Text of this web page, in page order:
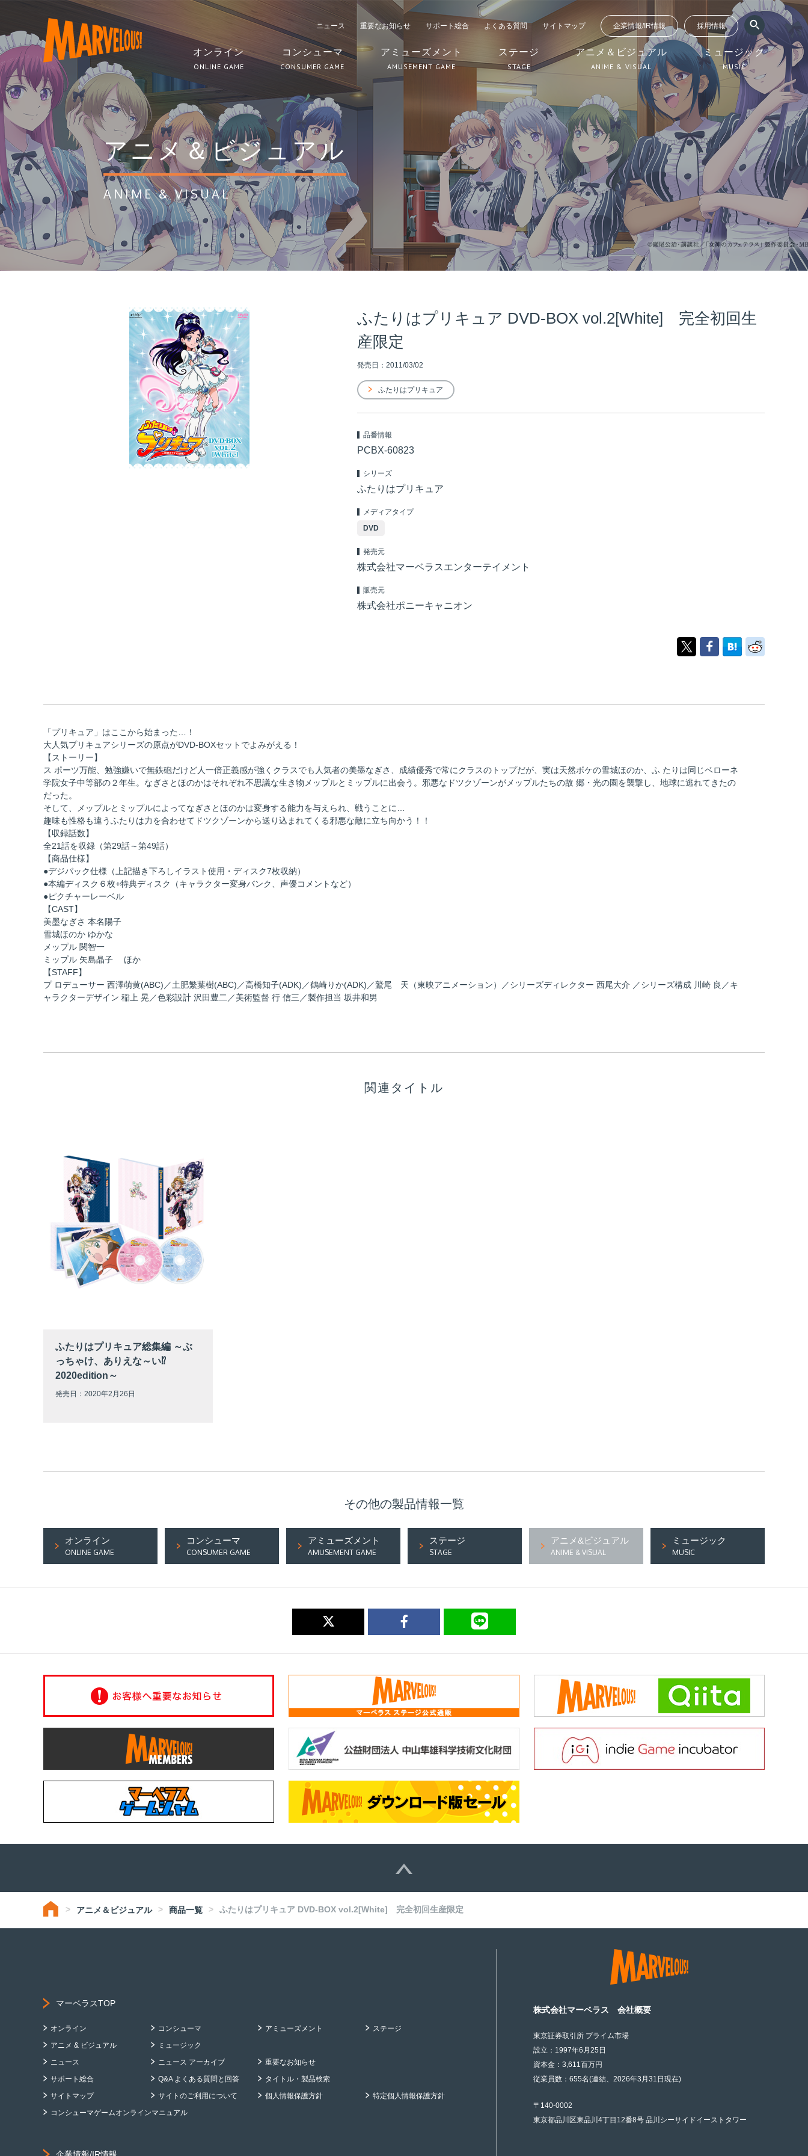
ニュース 重要なお知らせ サポート総合 よくある質問 サイトマップ 企業情報/IR情報 採用情報
オンライン
ONLINE GAME
コンシューマ
CONSUMER GAME
アミューズメント
AMUSEMENT GAME
ステージ
STAGE
アニメ＆ビジュアル
ANIME & VISUAL
ミュージック
MUSIC
アニメ＆ビジュアル
ANIME & VISUAL
ふたりはプリキュア DVD-BOX vol.2[White] 完全初回生
産限定
発売日：2011/03/02
ふたりはプリキュア
品番情報
PCBX-60823
シリーズ
ふたりはプリキュア
メディアタイプ
DVD
発売元
株式会社マーベラスエンターテイメント
販売元
株式会社ポニーキャニオン
「プリキュア」はここから始まった…！
大人気プリキュアシリーズの原点がDVD-BOXセットでよみがえる！
【ストーリー】
ス ポーツ万能、勉強嫌いで無鉄砲だけど人一倍正義感が強くクラスでも人気者の美墨なぎさ、成績優秀で常にクラスのトップだが、実は天然ボケの雪城ほのか、ふ たりは同じベローネ
学院女子中等部の２年生。なぎさとほのかはそれぞれ不思議な生き物メップルとミップルに出会う。邪悪なドツクゾーンがメップルたちの故 郷・光の園を襲撃し、地球に逃れてきたの
だった。
そして、メップルとミップルによってなぎさとほのかは変身する能力を与えられ、戦うことに…
趣味も性格も違うふたりは力を合わせてドツクゾーンから送り込まれてくる邪悪な敵に立ち向かう！！
【収録話数】
全21話を収録（第29話～第49話）
【商品仕様】
●デジパック仕様（上記描き下ろしイラスト使用・ディスク7枚収納）
●本編ディスク６枚+特典ディスク（キャラクター変身バンク、声優コメントなど）
●ピクチャーレーベル
【CAST】
美墨なぎさ 本名陽子
雪城ほのか ゆかな
メップル 関智一
ミップル 矢島晶子 ほか
【STAFF】
プ ロデューサー 西澤萌黄(ABC)／土肥繁葉樹(ABC)／高橋知子(ADK)／鶴崎りか(ADK)／鷲尾 天（東映アニメーション）／シリーズディレクター 西尾大介 ／シリーズ構成 川崎 良／キ
ャラクターデザイン 稲上 晃／色彩設計 沢田豊二／美術監督 行 信三／製作担当 坂井和男
関連タイトル
ふたりはプリキュア総集編 ～ぶ
っちゃけ、ありえな～い⁉
2020edition～
発売日：2020年2月26日
その他の製品情報一覧
オンライン
ONLINE GAME
コンシューマ
CONSUMER GAME
アミューズメント
AMUSEMENT GAME
ステージ
STAGE
アニメ&ビジュアル
ANIME & VISUAL
ミュージック
MUSIC
アニメ＆ビジュアル 商品一覧 ふたりはプリキュア DVD-BOX vol.2[White] 完全初回生産限定
マーベラスTOP
オンライン コンシューマ アミューズメント
ステージ
アニメ & ビジュアル
ミュージック
ニュース
ニュース アーカイブ
重要なお知らせ
サポート総合
Q&A よくある質問と回答
タイトル・製品検索
サイトマップ
サイトのご利用について 個人情報保護方針
特定個人情報保護方針
コンシューマゲームオンラインマニュアル
株式会社マーベラス 会社概要
東京証券取引所 プライム市場
設立：1997年6月25日
資本金：3,611百万円
従業員数：655名(連結、2026年3月31日現在)
〒140-0002
東京都品川区東品川4丁目12番8号 品川シーサイドイーストタワー